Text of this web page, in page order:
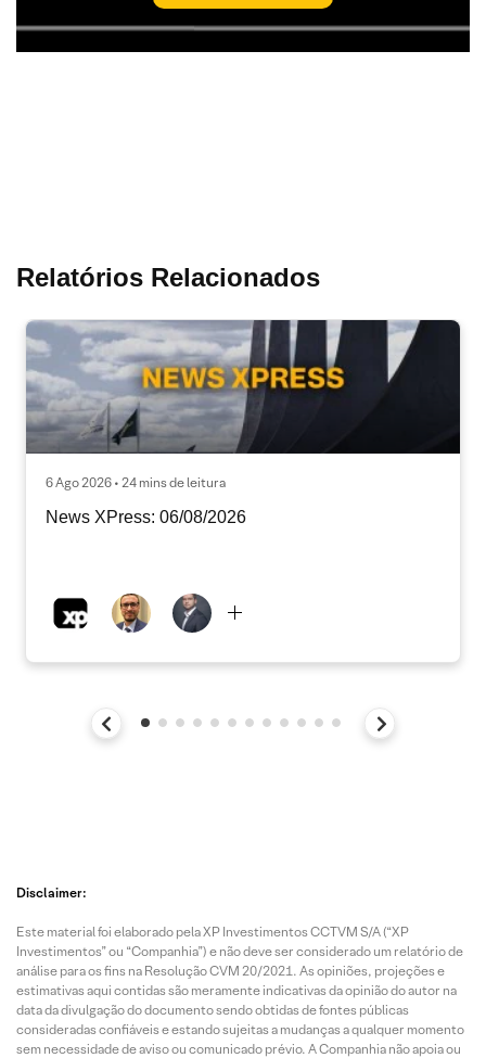
Relatórios Relacionados
6 Ago 2026 • 24 mins de leitura
News XPress: 06/08/2026
Disclaimer:
Este material foi elaborado pela XP Investimentos CCTVM S/A (“XP
Investimentos” ou “Companhia”) e não deve ser considerado um relatório de
análise para os fins na Resolução CVM 20/2021. As opiniões, projeções e
estimativas aqui contidas são meramente indicativas da opinião do autor na
data da divulgação do documento sendo obtidas de fontes públicas
consideradas confiáveis e estando sujeitas a mudanças a qualquer momento
sem necessidade de aviso ou comunicado prévio. A Companhia não apoia ou